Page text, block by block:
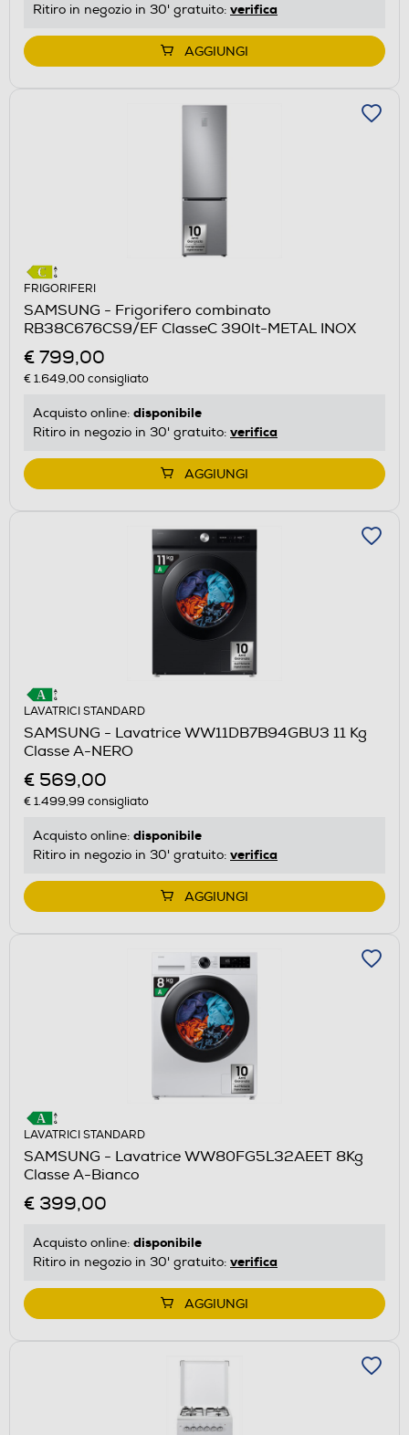
Ritiro in negozio in 30' gratuito: verifica
AGGIUNGI
FRIGORIFERI
SAMSUNG - Frigorifero combinato
RB38C676CS9/EF ClasseC 390lt-METAL INOX
€ 799,00
€ 1.649,00consigliato
Acquisto online: disponibile
Ritiro in negozio in 30' gratuito: verifica
AGGIUNGI
LAVATRICI STANDARD
SAMSUNG - Lavatrice WW11DB7B94GBU3 11 Kg
Classe A-NERO
€ 569,00
€ 1.499,99 consigliato
Acquisto online: disponibile
Ritiro in negozio in 30' gratuito: verifica
AGGIUNGI
LAVATRICI STANDARD
SAMSUNG - Lavatrice WW80FG5L32AEET 8Kg
Classe A-Bianco
€ 399,00
Acquisto online: disponibile
Ritiro in negozio in 30' gratuito: verifica
AGGIUNGI